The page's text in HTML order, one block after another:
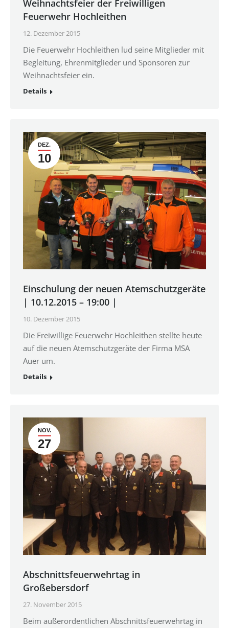
Weihnachtsfeier der Freiwilligen
Feuerwehr Hochleithen
12. Dezember 2015
Die Feuerwehr Hochleithen lud seine Mitglieder mit
Begleitung, Ehrenmitglieder und Sponsoren zur
Weihnachtsfeier ein.
Details
DEZ.
10
Einschulung der neuen Atemschutzgeräte
| 10.12.2015 – 19:00 |
10. Dezember 2015
Die Freiwillige Feuerwehr Hochleithen stellte heute
auf die neuen Atemschutzgeräte der Firma MSA
Auer um.
Details
NOV.
27
Abschnittsfeuerwehrtag in
Großebersdorf
27. November 2015
Beim außerordentlichen Abschnittsfeuerwehrtag in